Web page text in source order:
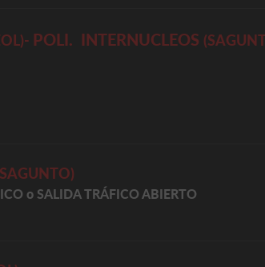
POLI. INTERNUCLEOS
o SALIDA TRÁFICO ABIERTO